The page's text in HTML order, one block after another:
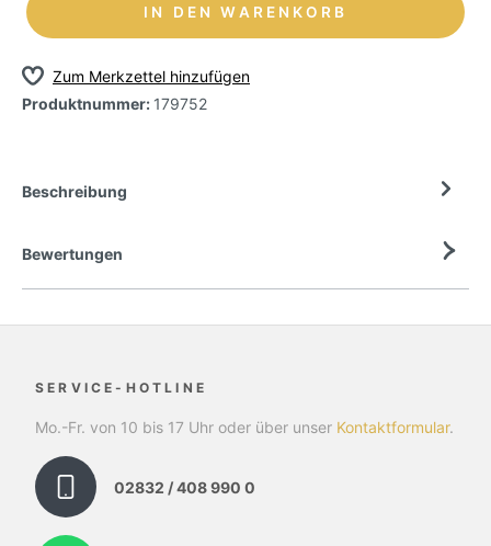
IN DEN WARENKORB
Zum Merkzettel hinzufügen
Produktnummer: 179752
Beschreibung
Bewertungen
SERVICE-HOTLINE
Mo.-Fr. von 10 bis 17 Uhr oder über unser Kontaktformular.
02832 / 408 990 0